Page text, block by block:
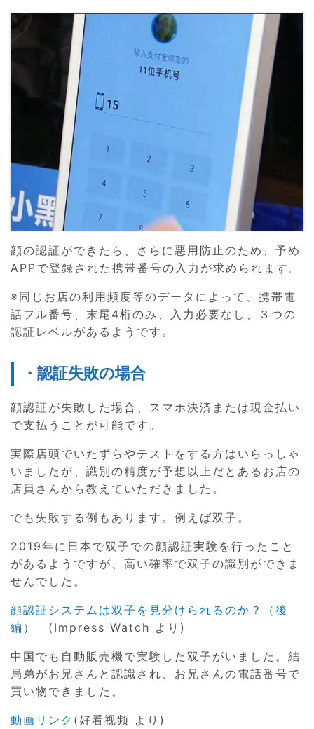
顔の認証ができたら、さらに悪用防止のため、予め
APPで登録された携帯番号の入力が求められます。
※同じお店の利用頻度等のデータによって、携帯電
話フル番号、末尾4桁のみ、入力必要なし、３つの
認証レベルがあるようです。
・認証失敗の場合
顔認証が失敗した場合、スマホ決済または現金払い
で支払うことが可能です。
実際店頭でいたずらやテストをする方はいらっしゃ
いましたが、識別の精度が予想以上だとあるお店の
店員さんから教えていただきました。
でも失敗する例もあります。例えば双子。
2019年に日本で双子での顔認証実験を行ったこと
があるようですが、高い確率で双子の識別ができま
せんでした。
顔認証システムは双子を見分けられるのか？（後
編）
(Impress Watch より)
中国でも自動販売機で実験した双子がいました。結
局弟がお兄さんと認識され、お兄さんの電話番号で
買い物できました。
動画リンク (好看视频 より)